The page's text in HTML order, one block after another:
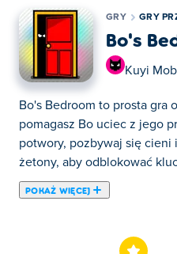
GRY GRY
Bo's
Kuyi
Bo's Bedroom to prosta gra
pomagasz Bo uciec z jego
potwory, pozbywaj się cieni
żetony, aby odblokować
POKAŻ WIĘCEJ
potwory, pozbywaj się cieni